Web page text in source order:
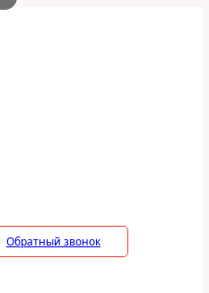
Обратный звонок